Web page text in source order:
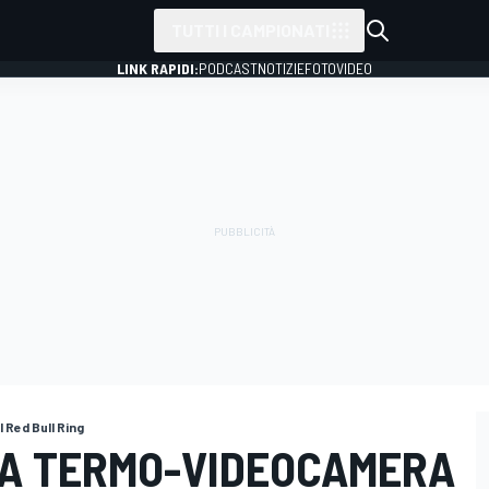
LINK RAPIDI:PODCASTNOTIZIEFOTOVIDEO
Red Bull Ring
TERMO-VIDEOCAMERA